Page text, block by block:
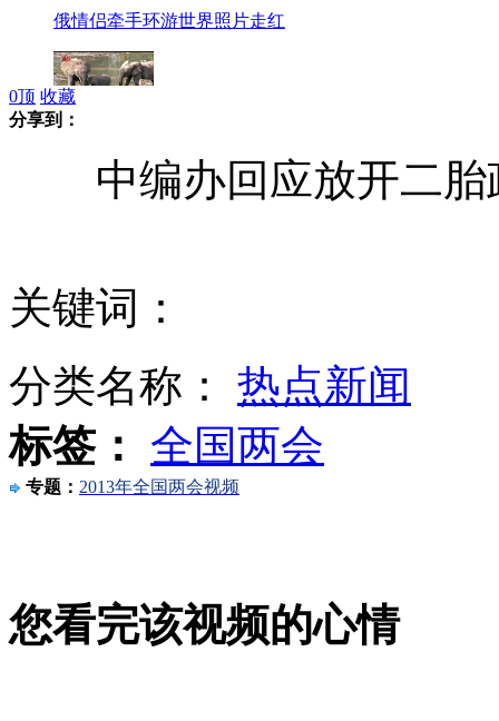
俄情侣牵手环游世界照片走红
中编办:计划生育国策不会变
乘客欲中途下车被拒用手机砸晕司机
男子高速停车救人 被大货车撞死
0顶 收藏
分享到：
中编办回应放开二胎
关键词：
分类名称： 热点新闻
标签：
全国两会
专题： 2013年全国两会视频
您看完该视频的心情